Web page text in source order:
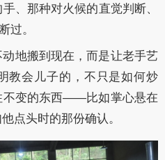
、那种对火候的直觉判断、
过。
地搬到现在，而是让老手艺
教会儿子的，不只是如何炒
不变的东西——比如掌心悬在
点头时的那份确认。